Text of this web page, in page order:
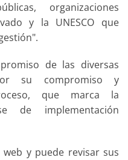
organizaciones
y la UNESCO que
de las diversas
su compromiso y
que marca la
de implementación
y puede revisar sus